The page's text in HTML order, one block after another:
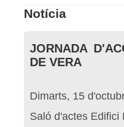
Notícia
JORNADA
DE VERA
Dimarts, 15
Saló d'actes Edifici